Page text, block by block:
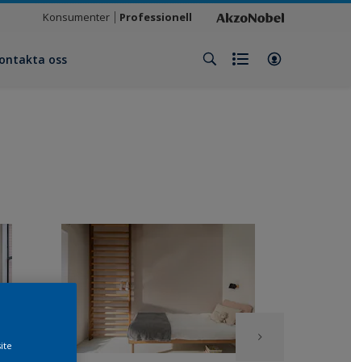
Konsumenter Professionell
oss